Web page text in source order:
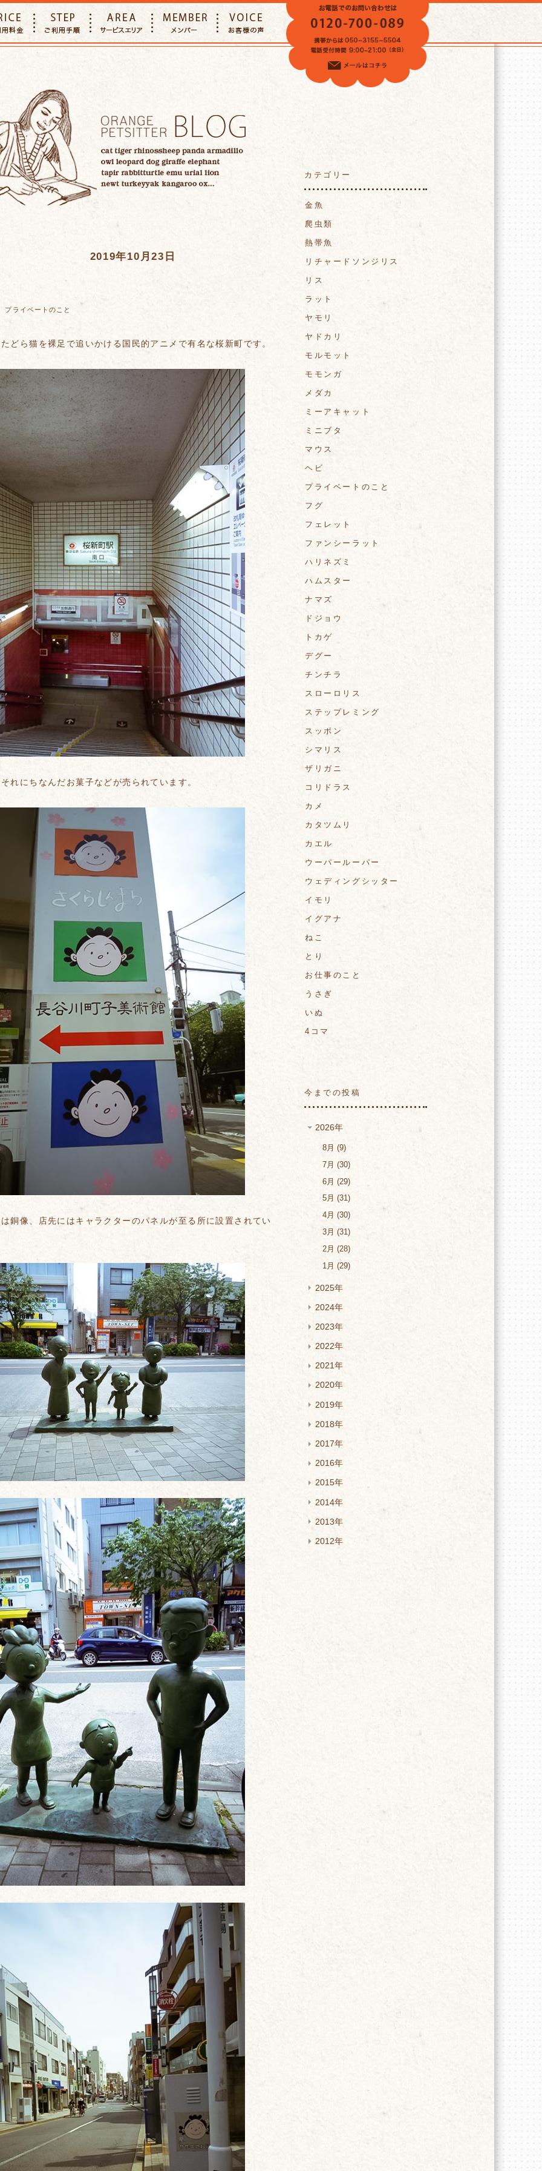
VOICE
2019年10月23日
プライベートのこと
どら猫を裸足で追いかける国民的アニメで有名な桜新町です。
れにちなんだお菓子などが売られています。
銅像、店先にはキャラクターのパネルが至る所に設置されてい
カテゴリー
金魚
爬虫類
熱帯魚
リチャードソンジリス
リス
ラット
ヤモリ
ヤドカリ
モルモット
モモンガ
メダカ
ミーアキャット
ミニブタ
マウス
ヘビ
プライベートのこと
フグ
フェレット
ファンシーラット
ハリネズミ
ハムスター
ナマズ
ドジョウ
トカゲ
デグー
チンチラ
スローロリス
ステップレミング
スッポン
シマリス
ザリガニ
コリドラス
カメ
カタツムリ
カエル
ウーパールーパー
ウェディングシッター
イモリ
イグアナ
ねこ
とり
お仕事のこと
うさぎ
いぬ
4コマ
今までの投稿
2026年
8月
9
7月
30
6月
29
5月
31
4月
30
3月
31
2月
28
1月
29
2025年
2024年
2023年
2022年
2021年
2020年
2019年
2018年
2017年
2016年
2015年
2014年
2013年
2012年